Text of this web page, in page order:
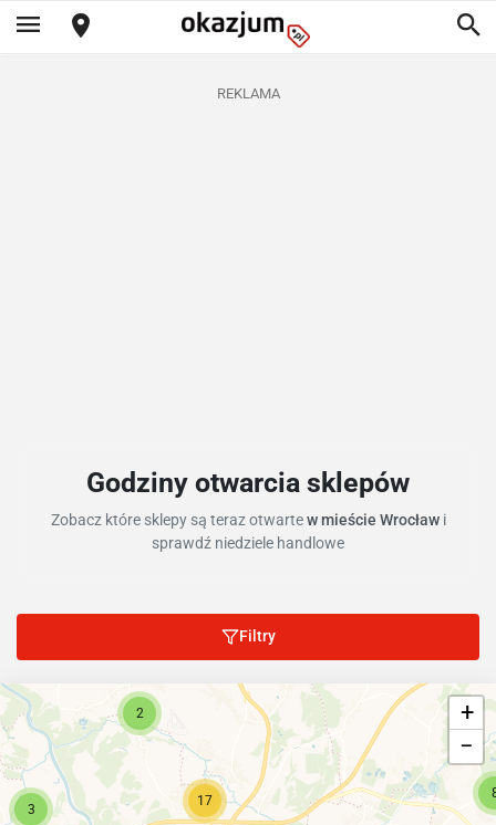
REKLAMA
Godziny otwarcia sklepów
Zobacz które sklepy są teraz otwartew mieście Wrocław i
sprawdź niedziele handlowe
Filtry
17
3
2
+
−